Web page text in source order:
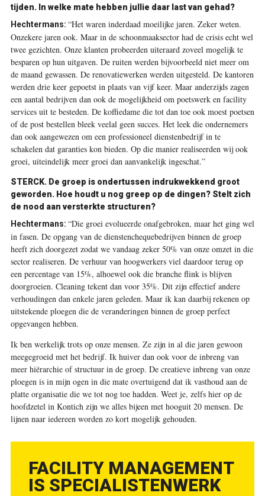
tijden. In welke mate hebben jullie daar last van gehad?
Hechtermans: “Het waren inderdaad moeilijke jaren. Zeker weten.
Onzekere jaren ook. Maar in de schoonmaaksector had de crisis echt wel
twee gezichten. Onze klanten probeerden uiteraard zoveel mogelijk te
besparen op hun uitgaven. De ruiten werden bijvoorbeeld niet meer om
de maand gewassen. De renovatiewerken werden uitgesteld. De kantoren
werden drie keer gepoetst in plaats van vijf keer. Maar anderzijds zagen
een aantal bedrijven dan ook de mogelijkheid om poetswerk en facility
services uit te besteden. De koffiedame die tot dan toe ook moest poetsen
of de post bestellen bleek veelal geen succes. Het leek die ondernemers
dan ook aangewezen om een professioneel dienstenbedrijf in te
schakelen dat garanties kon bieden. Op die manier realiseerden wij ook
groei, uiteindelijk meer groei dan aanvankelijk ingeschat.”
STERCK. De groep is ondertussen indrukwekkend groot
geworden. Hoe houdt u nog greep op de dingen? Stelt zich
de nood aan versterkte structuren?
Hechtermans: “Die groei evolueerde onafgebroken, maar het ging wel
in fasen. De opgang van de dienstenchequebedrijven binnen de groep
heeft zich doorgezet zodat we vandaag zeker 50% van onze omzet in die
sector realiseren. De verhuur van hoogwerkers viel daardoor terug op
een percentage van 15%, alhoewel ook die branche flink is blijven
doorgroeien. Cleaning tekent dan voor 35%. Dit zijn effectief andere
verhoudingen dan enkele jaren geleden. Maar ik kan daarbij rekenen op
uitstekende ploegen die de veranderingen binnen de groep perfect
opgevangen hebben.
Ik ben werkelijk trots op onze mensen. Ze zijn in al die jaren gewoon
meegegroeid met het bedrijf. Ik huiver dan ook voor de inbreng van
meer hiërarchie of structuur in de groep. De creatieve inbreng van onze
ploegen is in mijn ogen in die mate overtuigend dat ik vasthoud aan de
platte organisatie die we tot nog toe hadden. Weet je, zelfs hier op de
hoofdzetel in Kontich zijn we alles bijeen met hooguit 20 mensen. De
lijnen naar iedereen worden zo kort mogelijk gehouden.
FACILITY MANAGEMENT
IS SPECIALISTENWERK